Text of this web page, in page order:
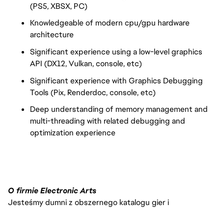
(PS5, XBSX, PC)
Knowledgeable of modern cpu/gpu hardware
architecture
Significant experience using a low-level graphics
API (DX12, Vulkan, console, etc)
Significant experience with Graphics Debugging
Tools (Pix, Renderdoc, console, etc)
Deep understanding of memory management and
multi-threading with related debugging and
optimization experience
O firmie Electronic Arts
Jesteśmy dumni z obszernego katalogu gier i